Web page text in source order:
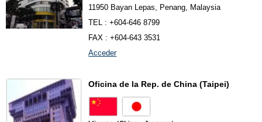
11950 Bayan Lepas, Penang, Malaysia
TEL : +604-646 8799
FAX : +604-643 3531
Acceder
Oficina de la Rep. de China (Taipei)